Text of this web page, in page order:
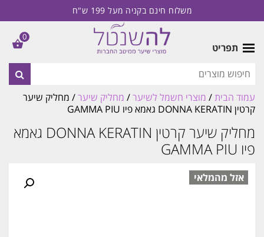
משלוח חינם בקניה מעל 199 ש"ח
תפריט
עמוד הבית/ מוצרי חשמל לשיער/ מחליק שיער/ מחליק שיער
קרטין DONNA KERATIN גאמא פיו GAMMA PIU
מחליק שיער קרטין DONNA KERATIN גאמא
פיו GAMMA PIU
0